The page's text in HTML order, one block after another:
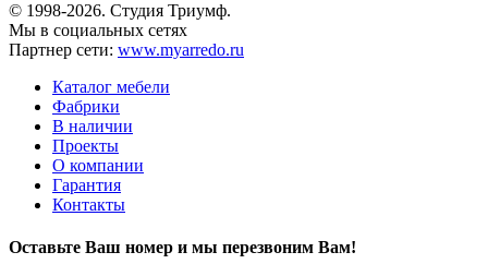
© 1998-2026. Студия Триумф.
Мы в социальных сетях
Партнер сети: www.myarredo.ru
Каталог мебели
Фабрики
В наличии
Проекты
О компании
Гарантия
Контакты
Оставьте Ваш номер и мы перезвоним Вам!